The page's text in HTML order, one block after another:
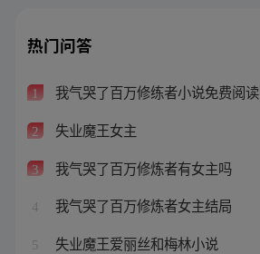
热门问答
1 我气哭了百万修练者小说免费阅读
2 失业魔王女主
3 我气哭了百万修炼者有女主吗
4 我气哭了百万修炼者女主结局
5 失业魔王爱丽丝和梅林小说